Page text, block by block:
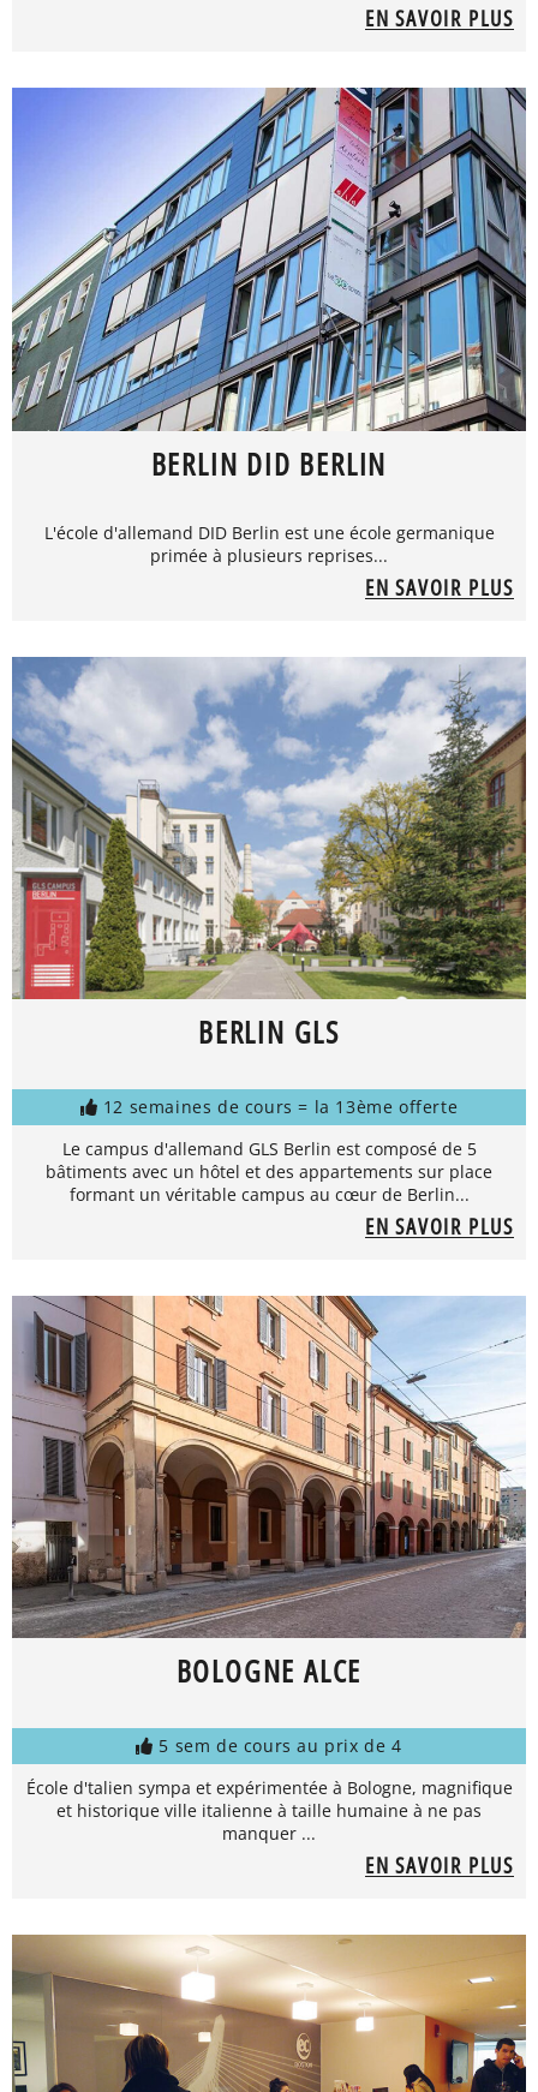
EN SAVOIR PLUS
BERLIN DID BERLIN
L'école d'allemand DID Berlin est une école germanique
primée à plusieurs reprises...
EN SAVOIR PLUS
BERLIN GLS
12 semaines de cours = la 13ème offerte
Le campus d'allemand GLS Berlin est composé de 5
bâtiments avec un hôtel et des appartements sur place
formant un véritable campus au cœur de Berlin...
EN SAVOIR PLUS
BOLOGNE ALCE
5 sem de cours au prix de 4
École d'talien sympa et expérimentée à Bologne, magnifique
et historique ville italienne à taille humaine à ne pas
manquer ...
EN SAVOIR PLUS